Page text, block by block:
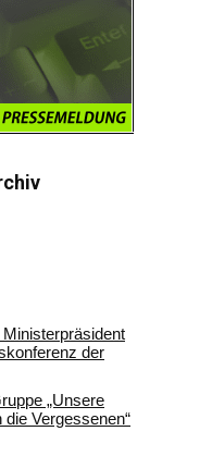
der
„Unsere
Vergessenen“